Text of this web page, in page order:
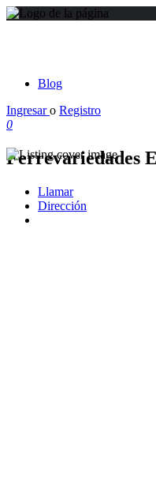
Blog
Ingresaro Registro
0
Ferrevariedades
Llamar
Dirección